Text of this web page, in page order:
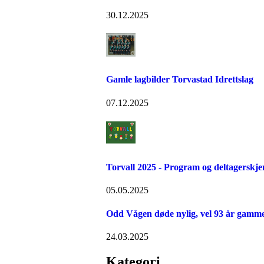
30.12.2025
Gamle lagbilder Torvastad Idrettslag
07.12.2025
Torvall 2025 - Program og
05.05.2025
Odd Vågen døde nylig, vel 93 år
24.03.2025